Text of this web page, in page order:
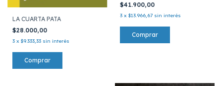
LA CUARTA PATA
$28.000,00
3 x $9.333,33 sin interés
$41.900,00
3 x $13.966,67 sin interés